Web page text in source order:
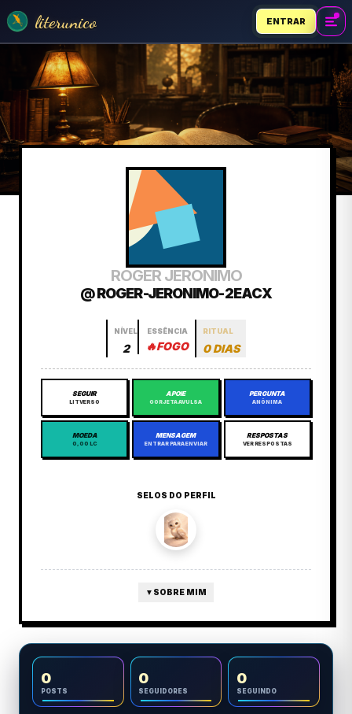
literunico ENTRAR
ROGER JERONIMO
@ ROGER-JERONIMO-2EACX
NÍVEL
2
ESSÊNCIA
🔥FOGO
RITUAL
0 DIAS
SEGUIR
LITVERSO
APOIE
GORJETA AVULSA
PERGUNTA
ANÔNIMA
MOEDA
0,00 LC
MENSAGEM
ENTRAR PARA ENVIAR
RESPOSTAS
VER RESPOSTAS
SELOS DO PERFIL
▼ SOBRE MIM
0
POSTS
0
SEGUIDORES
0
SEGUINDO